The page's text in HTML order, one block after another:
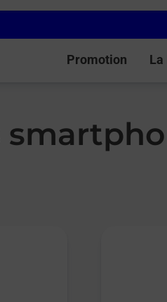
Promotion La